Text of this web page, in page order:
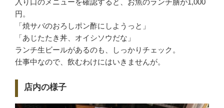
入り口のメニューを確認すると、お魚のランチ膳が1,000
円。
「焼サバのおろしポン酢にしようっと」
「あじたたき丼、オイシソウだな」
ランチ生ビールがあるのも、しっかりチェック。
仕事中なので、飲むわけにはいきませんが。
店内の様子